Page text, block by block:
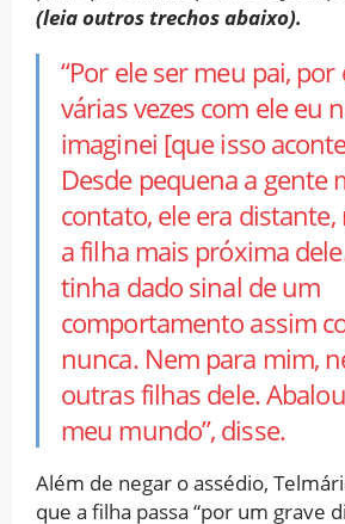
(leia outros trechos abaixo).
“Por ele ser meu pai,
várias vezes com ele eu
imaginei [que isso
Desde pequena a gente
contato, ele era distante,
a filha mais próxima
tinha dado sinal de um
comportamento assim
nunca. Nem para mim,
outras filhas dele.
meu mundo”, disse.
Além de negar o assédio,
que a filha passa “por um grave